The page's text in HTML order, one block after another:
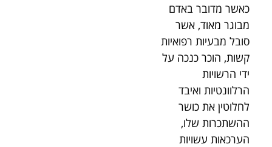
כאשר מדובר באדם
מבוגר מאוד, אשר
סובל מבעיות רפואיות
קשות, הוכר כנכה על
ידי הרשויות
הרלוונטיות ואיבד
לחלוטין את כושר
ההשתכרות שלו,
הערכאות עשויות